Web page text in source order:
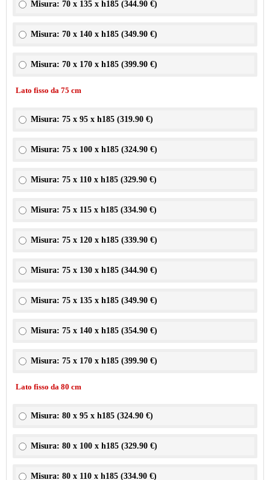
Misura: 70 x 135 x h185 (344.90 €)
Misura: 70 x 140 x h185 (349.90 €)
Misura: 70 x 170 x h185 (399.90 €)
Lato fisso da 75 cm
Misura: 75 x 95 x h185 (319.90 €)
Misura: 75 x 100 x h185 (324.90 €)
Misura: 75 x 110 x h185 (329.90 €)
Misura: 75 x 115 x h185 (334.90 €)
Misura: 75 x 120 x h185 (339.90 €)
Misura: 75 x 130 x h185 (344.90 €)
Misura: 75 x 135 x h185 (349.90 €)
Misura: 75 x 140 x h185 (354.90 €)
Misura: 75 x 170 x h185 (399.90 €)
Lato fisso da 80 cm
Misura: 80 x 95 x h185 (324.90 €)
Misura: 80 x 100 x h185 (329.90 €)
Misura: 80 x 110 x h185 (334.90 €)